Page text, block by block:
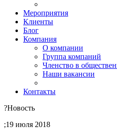
Мероприятия
Клиенты
Блог
Компания
О компании
Группа компаний
Членство в
Наши вакансии
Контакты
?Новость
;19 июля 2018